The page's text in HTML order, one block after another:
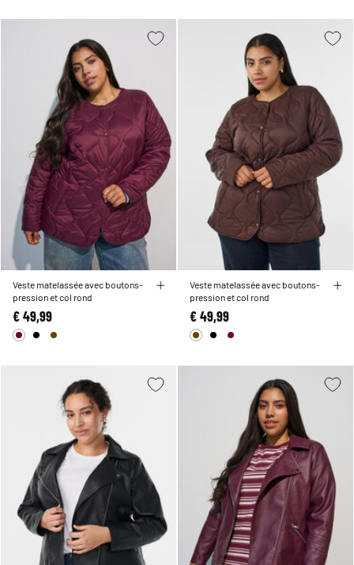
Veste matelassée avec boutons-
pression et col rond
€ 49,99
Veste matelassée avec boutons-
pression et col rond
€ 49,99